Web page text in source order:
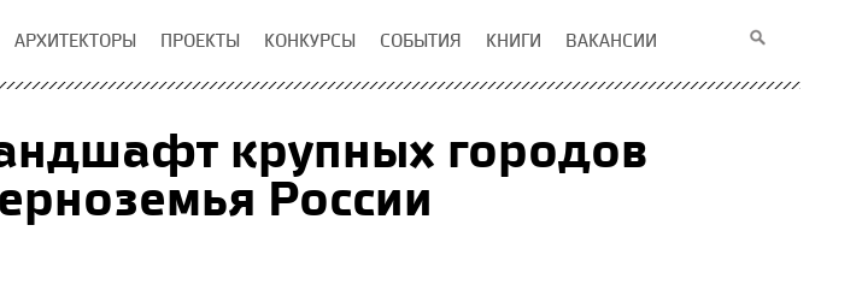
АРХИТЕКТОРЫ ПРОЕКТЫ КОНКУРСЫ СОБЫТИЯ КНИГИ ВАКАНСИИ
крупных городов
России